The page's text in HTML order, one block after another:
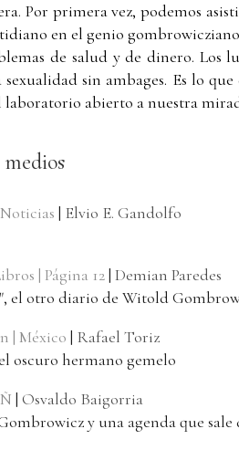
Por primera vez, podemos
en el genio
de salud y de dinero. Los
sexualidad sin ambages. Es lo
laboratorio abierto a nuestra
| Elvio E. Gandolfo
| Página 12| Demian Paredes
el otro diario de Witold
| México | Rafael Toriz
oscuro hermano gemelo
| Osvaldo Baigorria
y una agenda que